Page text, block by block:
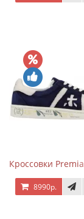
Кроссовки
8990р.